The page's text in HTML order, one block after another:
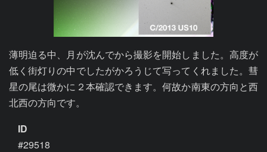
薄明迫る中、月が沈んでから撮影を開始しました。高度が
低く街灯りの中でしたがかろうじて写ってくれました。彗
星の尾は微かに２本確認できます。何故か南東の方向と西
北西の方向です。
ID
#29518